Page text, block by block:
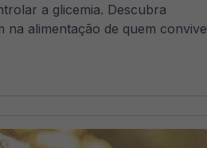
a glicemia. Descubra
na alimentação de quem convive